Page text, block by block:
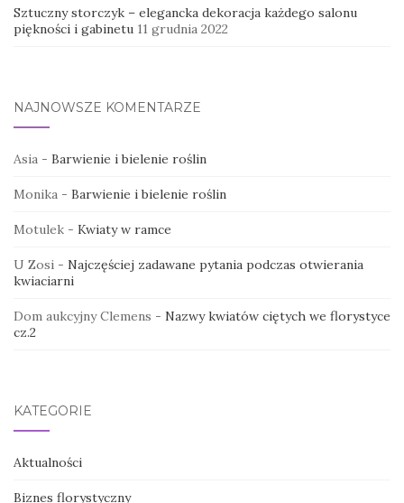
Sztuczny storczyk – elegancka dekoracja każdego salonu
piękności i gabinetu 11 grudnia 2022
NAJNOWSZE KOMENTARZE
Asia - Barwienie i bielenie roślin
Monika - Barwienie i bielenie roślin
Motulek - Kwiaty w ramce
U Zosi - Najczęściej zadawane pytania podczas otwierania
kwiaciarni
Dom aukcyjny Clemens - Nazwy kwiatów ciętych we florystyce
cz.2
KATEGORIE
Aktualności
Biznes florystyczny